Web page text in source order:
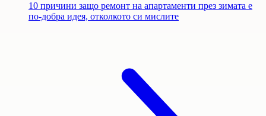
10 причини защо ремонт на апартаменти през зимата е
по-добра идея, отколкото си мислите